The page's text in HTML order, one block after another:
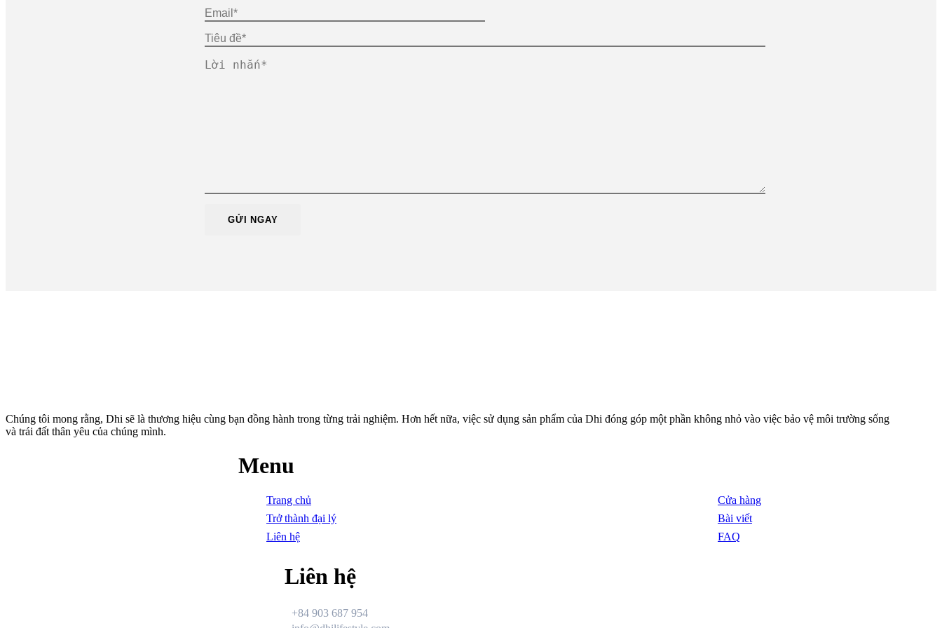
Chúng tôi mong rằng, Dhi sẽ là thương hiệu cùng bạn đồng hành trong từng trải nghiệm. Hơn hết nữa, việc sử dụng sản phẩm của Dhi đóng góp một phần không nhỏ vào việc bảo vệ môi trường sống
và trái đất thân yêu của chúng mình.
Menu
Trang chủ
Cửa hàng
Trở thành đại lý
Bài viết
Liên hệ
FAQ
Liên hệ
+84 903 687 954